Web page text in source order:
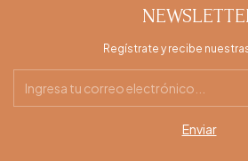
Regístrate y recibe